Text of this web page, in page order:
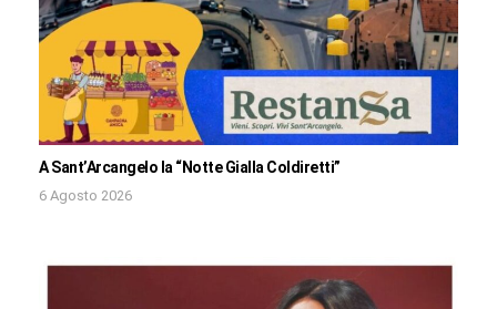
A Sant’Arcangelo la “Notte Gialla Coldiretti”
6 Agosto 2026